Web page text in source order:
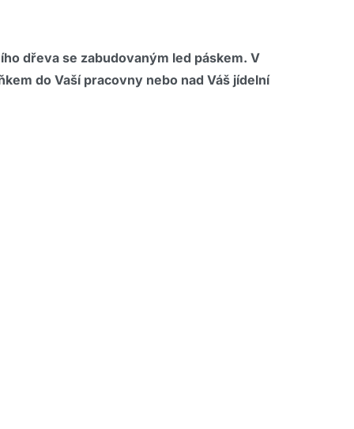
dřeva se zabudovaným led páskem. V
do Vaší pracovny nebo nad Váš jídelní